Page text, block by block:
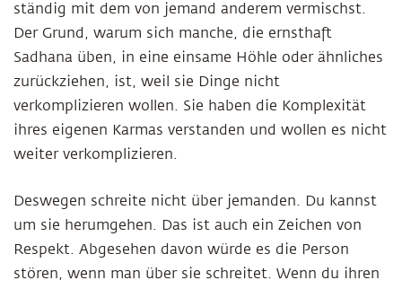
ständig mit dem von jemand anderem vermischst.
Der Grund, warum sich manche, die ernsthaft
Sadhana üben, in eine einsame Höhle oder ähnliches
zurückziehen, ist, weil sie Dinge nicht
verkomplizieren wollen. Sie haben die Komplexität
ihres eigenen Karmas verstanden und wollen es nicht
weiter verkomplizieren.
Deswegen schreite nicht über jemanden. Du kannst
um sie herumgehen. Das ist auch ein Zeichen von
Respekt. Abgesehen davon würde es die Person
stören, wenn man über sie schreitet. Wenn du ihren